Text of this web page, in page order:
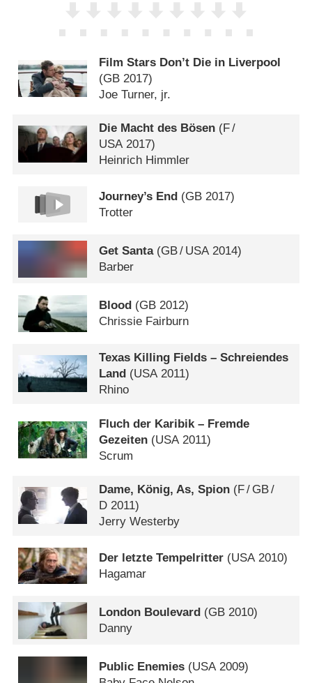
Film Stars Don’t Die in Liverpool
(GB 2017)
Joe Turner, jr.
Die Macht des Bösen (F/
USA2017)
Heinrich Himmler
Journey’s End (GB 2017)
Trotter
Get Santa(GB/ USA2014)
Barber
Blood (GB 2012)
Chrissie Fairburn
Texas Killing Fields – Schreiendes
Land (USA2011)
Rhino
Fluch der Karibik – Fremde
Gezeiten (USA 2011)
Scrum
Dame, König, As, Spion (F/ GB/
D 2011)
Jerry Westerby
Der letzte Tempelritter (USA2010)
Hagamar
London Boulevard (GB 2010)
Danny
Public Enemies (USA2009)